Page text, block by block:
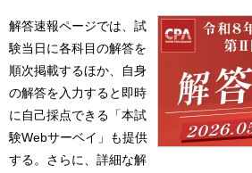
解答速報ページでは、試
験当日に各科目の解答を
順次掲載するほか、自身
の解答を入力すると即時
に自己採点できる「本試
験Webサーベイ」も提供
する。さらに、詳細な解